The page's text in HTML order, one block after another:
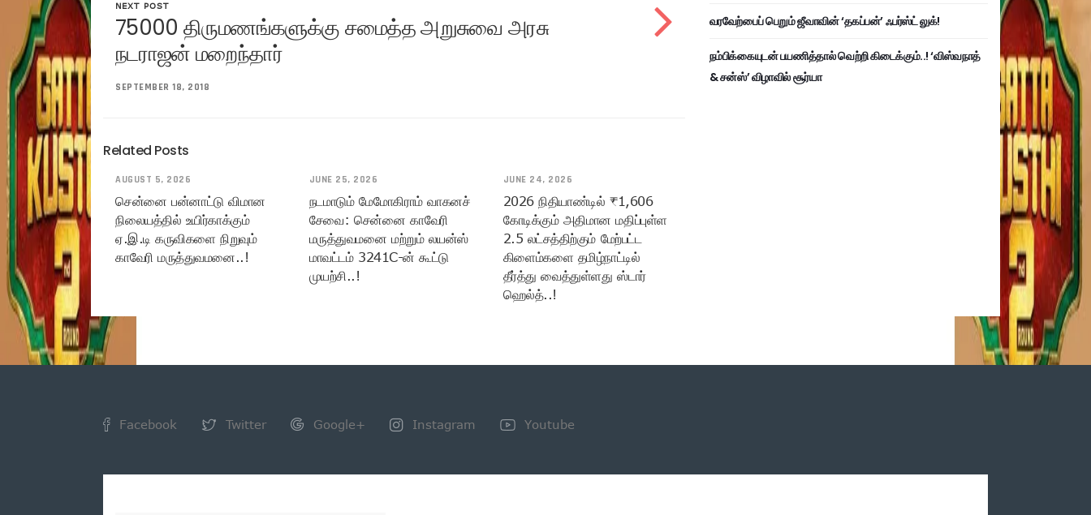
NEXT POST
75000 திருமணங்களுக்கு சமைத்த அறுசுவை அரசு
நடராஜன் மறைந்தார்
SEPTEMBER 18, 2018
Related Posts
AUGUST 5, 2026
சென்னை பன்னாட்டு விமான
நிலையத்தில் உயிர்காக்கும்
ஏ.இ.டி கருவிகளை நிறுவும்
காவேரி மருத்துவமனை..!
JUNE 25, 2026
நடமாடும் மேமோகிராம் வாகனச்
சேவை: சென்னை காவேரி
மருத்துவமனை மற்றும் லயன்ஸ்
மாவட்டம் 3241C-ன் கூட்டு
முயற்சி..!
JUNE 24, 2026
2026 நிதியாண்டில் ₹1,606
கோடிக்கும் அதிமான மதிப்புள்ள
2.5 லட்சத்திற்கும் மேற்பட்ட
கிளைம்களை தமிழ்நாட்டில்
தீர்த்து வைத்துள்ளது ஸ்டார்
ஹெல்த்..!
வரவேற்பைப் பெறும் ஜீவாவின் ‘தகப்பன்’ ஃபர்ஸ்ட் லுக்!
நம்பிக்கையுடன் பயணித்தால் வெற்றி கிடைக்கும்..! ‘விஸ்வநாத்
& சன்ஸ்’ விழாவில் சூர்யா
Facebook Twitter Google+ Instagram Youtube